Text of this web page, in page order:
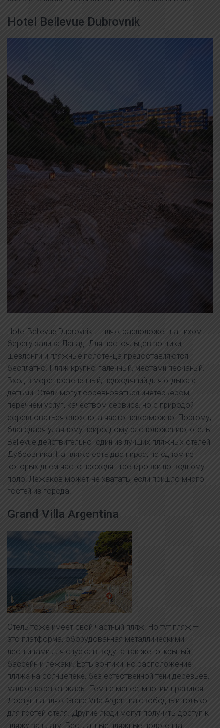
Hotel Bellevue Dubrovnik
Hotel Bellevue Dubrovnik — пляж расположен на тихом
берегу залива Лапад. Для постояльцев зонтики,
шезлонги и пляжные полотенца предоставляются
бесплатно. Пляж крупно-галечный, местами песчаный.
Вход в море постепенный, подходящий для отдыха с
детьми. Отели могут соревноваться инетерьером,
перечнем услуг, качеством сервиса, но с природой
соревноваться сложно, а часто невозможно. Поэтому,
благодаря удачному природному расположению, отель
Bellevue действительно один из лучших пляжных отелей
Дубровника. На пляже есть два пирса, на одном из
которых днем часто проходят тренировки по водному
поло. Лежаков может не хватать, если пришло много
гостей из города.
Grand Villa Argentina
Отель тоже имеет свой частный пляж. Но тут пляж —
это платформа, оборудованная металлическими
лестницами для спуска в воду а так же открытый
бассейн и лежаки. Есть зонтики, но расположение
пляжа на солнцепеке, без естественной тени деревьев,
мало спасет от жары. Тем не менее, многим нравится.
Доступ на пляж Grand Villa Argentina свободный только
для гостей отеля. Другие люди могут получить доступ к
пляжу за плату. Бесплатные пляжные полотенца